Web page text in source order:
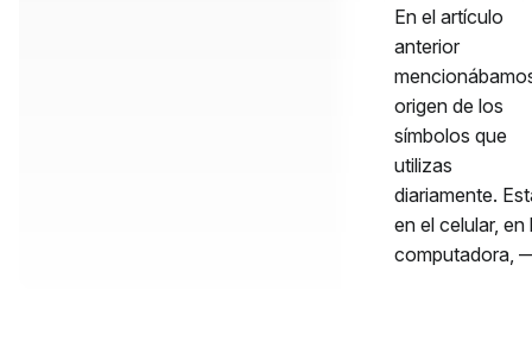
En el artículo
anterior
origen de los
símbolos que
utilizas
diariamente.
en el celular, en
computadora,